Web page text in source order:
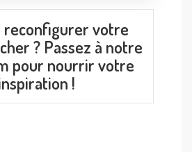
reconfigurer votre
? Passez à notre
pour nourrir votre
!